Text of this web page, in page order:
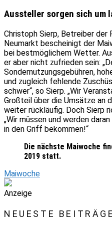
Aussteller sorgen sich um
Christoph Sierp, Betreiber der
Neumarkt bescheinigt der
bei bestmöglichem Wetter.
er aber nicht zufrieden sein:
Sondernutzungsgebühren,
und zugleich fehlende
schwer“, so Sierp. „Wir
Großteil über die Umsätze an
weiter rückläufig. Doch Sierp
„Wir müssen und werden
in den Griff bekommen!“
Die nächste Maiwoche
2019 statt.
Maiwoche
Anzeige
NEUESTE BEITRÄGE